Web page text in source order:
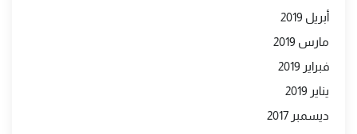
أبريل 2019
مارس 2019
فبراير 2019
يناير 2019
ديسمبر 2017